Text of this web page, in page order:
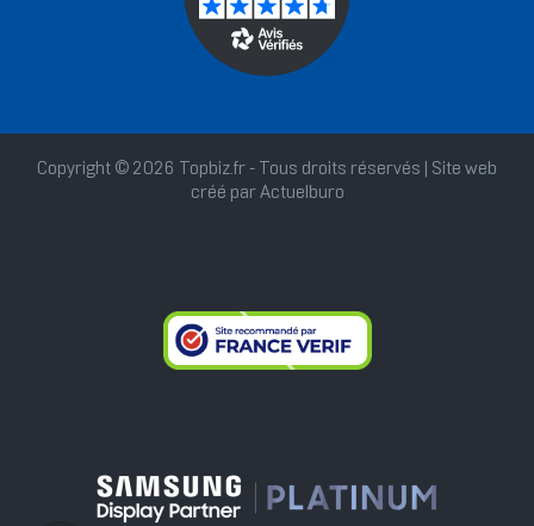
Copyright © 2026 Topbiz.fr - Tous droits réservés | Site web
créé par Actuelburo